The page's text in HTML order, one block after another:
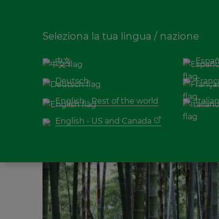
Seleziona la tua lingua / nazione
中文
Deutsch
English - Rest of the world
English - US and Canada
Debunked: 8